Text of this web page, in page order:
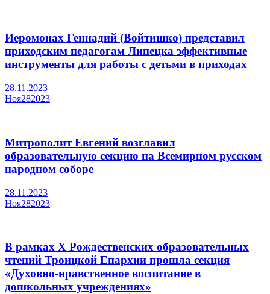
Иеромонах Геннадий (Войтишко) представил
приходским педагогам Липецка эффективные
инструменты для работы с детьми в приходах
28.11.2023
Ноя282023
Митрополит Евгений возглавил
образовательную секцию на Всемирном русском
народном соборе
28.11.2023
Ноя282023
В рамках Х Рождественских образовательных
чтений Троицкой Епархии прошла секция
«Духовно-нравственное воспитание в
дошкольных учреждениях»